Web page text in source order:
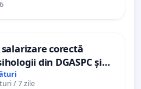
corectă
din DGASPC și
/ 7 zile